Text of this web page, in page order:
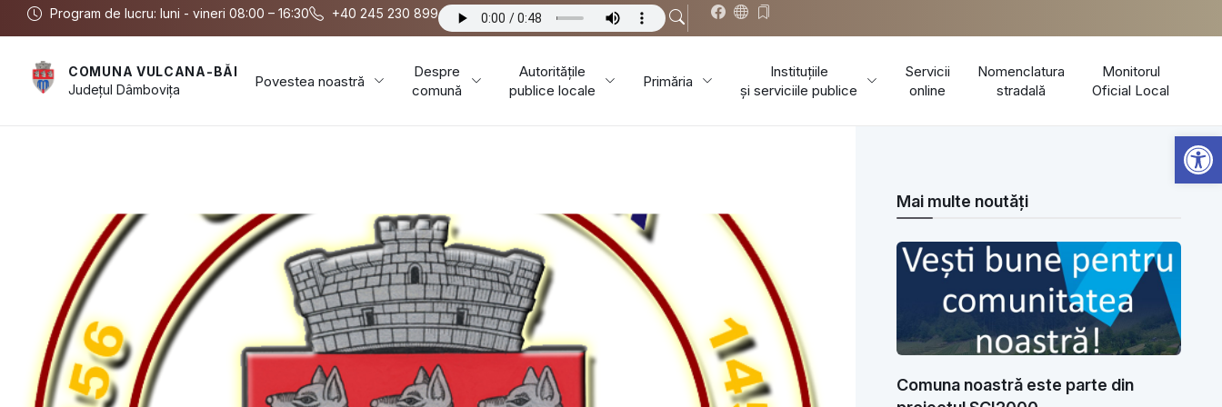
Program de lucru: luni - vineri 08:00 – 16:30 +40 245 230 899
COMUNA VULCANA-BĂI
JudețulDâmbovița Povestea noastră
Despre
comună
Autoritățile
publice locale
Primăria
Instituțiile
și serviciile publice
Servicii
online
Nomenclatura
stradală
Monitorul
Oficial Local
Mai multe noutăți
Comuna noastră este parte din